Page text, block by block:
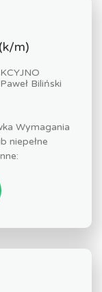
m)
Biliński
Wymagania
niepełne